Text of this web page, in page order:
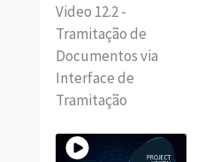
Video 12.2 -
Tramitação de
Documentos via
Interface de
Tramitação